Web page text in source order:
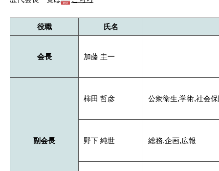
役職 氏名
会長 加藤 圭一
副会長
柿田 哲彦 公衆衛生,学術,社会
野下 純世 総務,企画,広報